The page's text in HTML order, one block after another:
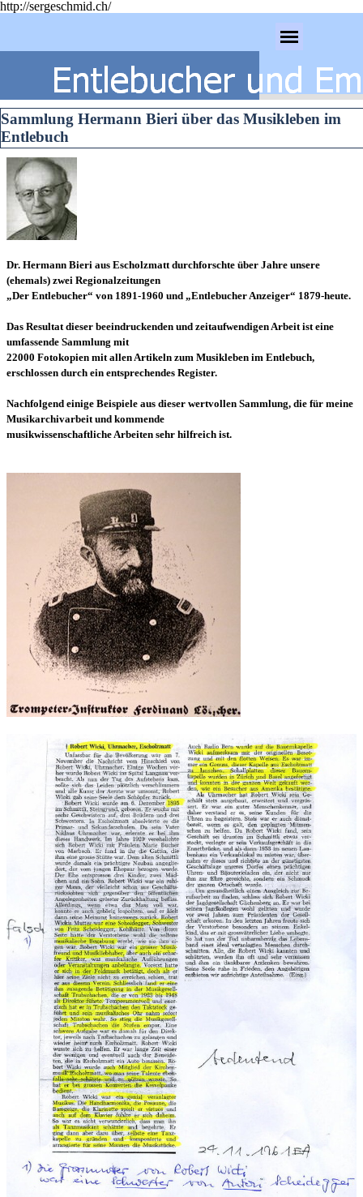
http://sergeschmid.ch/
Sammlung Hermann Bieri über das Musikleben im
Entlebuch
Dr. Hermann Bieri aus Escholzmatt durchforschte über Jahre unsere
(ehemals) zwei Regionalzeitungen
„Der Entlebucher“ von 1891-1960 und „Entlebucher Anzeiger“ 1879-heute.
Das Resultat dieser beeindruckenden und zeitaufwendigen Arbeit ist eine
umfassende Sammlung mit
22000 Fotokopien mitallen Artikeln zum Musikleben im Entlebuch,
erschlossen durch ein entsprechendes Register.
Nachfolgend einige Beispiele aus dieser wertvollen Sammlung, die für meine
Musikarchivarbeit und kommende
musikwissenschaftliche Arbeiten sehr hilfreich ist.